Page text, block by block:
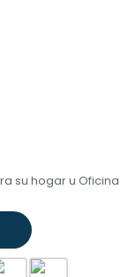
su hogar u Oficina